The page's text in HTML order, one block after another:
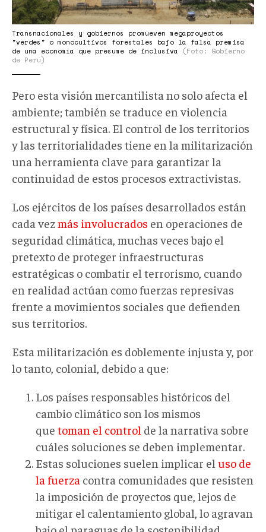
Transnacionales y gobiernos promueven megaproyectos
"verdes" o monocultivos forestales bajo la falsa premisa
de una economía que presume de inclusiva
(Foto: Gobierno
de Perú)
Pero esta visión mercantilista no solo afecta el
ambiente; también se traduce en violencia
estructural y física. El control de los territorios
y las territorialidades tiene en la militarización
una herramienta clave para garantizar la
continuidad de estos procesos extractivistas.
Los ejércitos de los países desarrollados están
cada vezmás involucrados en operaciones de
seguridad climática, muchas veces bajo el
pretexto de proteger infraestructuras
estratégicas o combatir el terrorismo, cuando
en realidad actúan como fuerzas represivas
frente a movimientos sociales que defienden
sus territorios.
Esta militarización es doblemente injusta y, por
lo tanto, colonial, debido a que:
Los países responsables históricos del
cambio climático son los mismos
que toman el control de la narrativa sobre
cuáles soluciones se deben implementar.
Estas soluciones suelen implicar el uso de
la fuerza contra comunidades que resisten
la imposición de proyectos que, lejos de
mitigar el calentamiento global, lo agravan